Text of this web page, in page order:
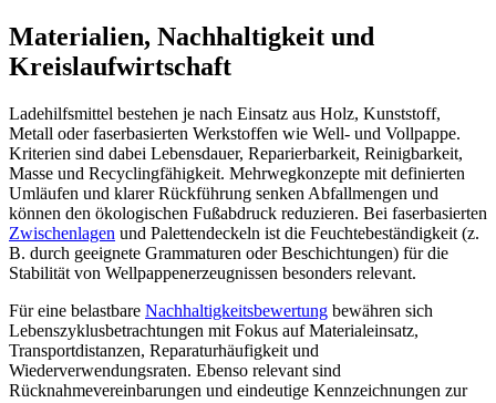
Materialien, Nachhaltigkeit und
Kreislaufwirtschaft
Ladehilfsmittel bestehen je nach Einsatz aus Holz, Kunststoff,
Metall oder faserbasierten Werkstoffen wie Well- und Vollpappe.
Kriterien sind dabei Lebensdauer, Reparierbarkeit, Reinigbarkeit,
Masse und Recyclingfähigkeit. Mehrwegkonzepte mit definierten
Umläufen und klarer Rückführung senken Abfallmengen und
können den ökologischen Fußabdruck reduzieren. Bei faserbasierten
Zwischenlagen und Palettendeckeln ist die Feuchtebeständigkeit (z.
B. durch geeignete Grammaturen oder Beschichtungen) für die
Stabilität von Wellpappenerzeugnissen besonders relevant.
Für eine belastbare Nachhaltigkeitsbewertung bewähren sich
Lebenszyklusbetrachtungen mit Fokus auf Materialeinsatz,
Transportdistanzen, Reparaturhäufigkeit und
Wiederverwendungsraten. Ebenso relevant sind
Rücknahmevereinbarungen und eindeutige Kennzeichnungen zur